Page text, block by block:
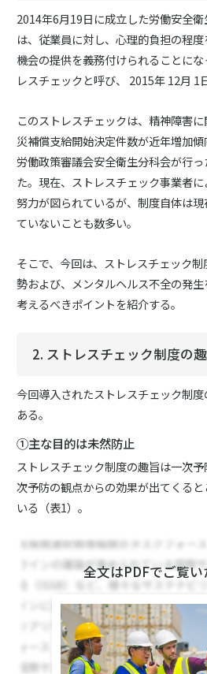
2014年6月19日に成立した労働安全
は、従業員に対し、心理的負担の程
機会の提供を義務付けられることに
レスチェックと呼び、 2015年 12月 1
このストレスチェックは、精神障害
災補償支給開始決定件数が近年増加傾
労働政策審議会安全衛生分科会が行
た。現在、ストレスチェック事業者
努力が図られているが、制度自体は
ていないことも数多い。
そこで、今回は、ストレスチェック
勢および、メンタルヘルス不全の発
考えるべきポイントを紹介する。
2. ストレスチェック制度の
今回導入されたストレスチェック制
ある。
①主な目的は未然防止
ストレスチェック制度の趣旨は一次
次予防の観点からの効果が出てくる
いる（表1）。
全文はPDFでご覧